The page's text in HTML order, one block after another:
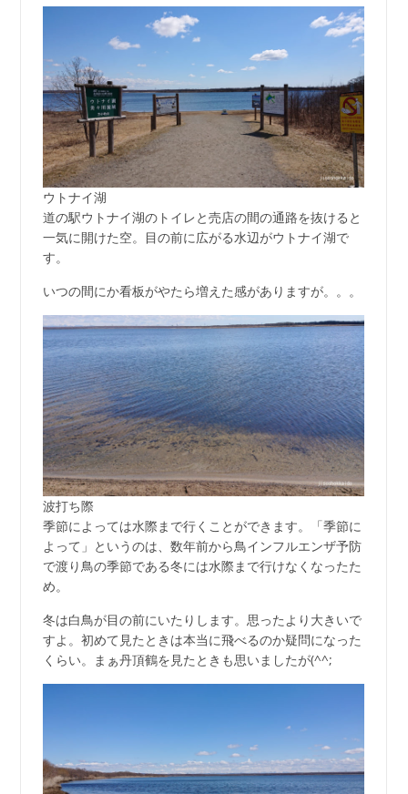
ウトナイ湖
道の駅ウトナイ湖のトイレと売店の間の通路を抜けると
一気に開けた空。目の前に広がる水辺がウトナイ湖で
す。
いつの間にか看板がやたら増えた感がありますが。。。
波打ち際
季節によっては水際まで行くことができます。「季節に
よって」というのは、数年前から鳥インフルエンザ予防
で渡り鳥の季節である冬には水際まで行けなくなったた
め。
冬は白鳥が目の前にいたりします。思ったより大きいで
すよ。初めて見たときは本当に飛べるのか疑問になった
くらい。まぁ丹頂鶴を見たときも思いましたが(^^;